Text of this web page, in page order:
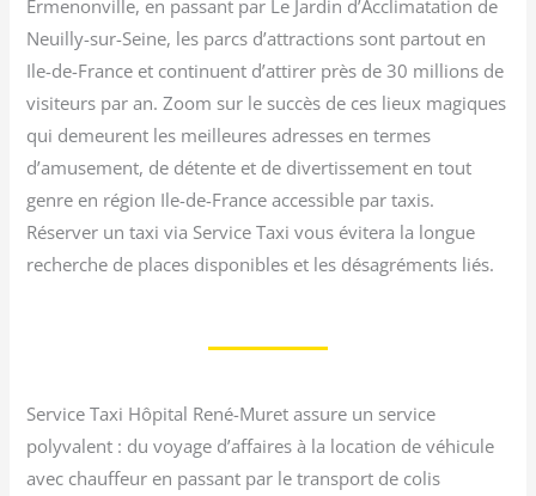
Ermenonville, en passant par Le Jardin d’Acclimatation de
Neuilly-sur-Seine, les parcs d’attractions sont partout en
Ile-de-France et continuent d’attirer près de 30 millions de
visiteurs par an. Zoom sur le succès de ces lieux magiques
qui demeurent les meilleures adresses en termes
d’amusement, de détente et de divertissement en tout
genre en région Ile-de-France accessible par taxis.
Réserver un taxi via Service Taxi vous évitera la longue
recherche de places disponibles et les désagréments liés.
Service Taxi Hôpital René-Muret assure un service
polyvalent : du voyage d’affaires à la location de véhicule
avec chauffeur en passant par le transport de colis